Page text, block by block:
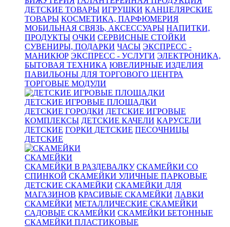
ДЕТСКИЕ ТОВАРЫ ИГРУШКИ КАНЦЕЛЯРСКИЕ
ТОВАРЫ КОСМЕТИКА, ПАРФЮМЕРИЯ
МОБИЛЬНАЯ СВЯЗЬ, АКСЕССУАРЫ НАПИТКИ,
ПРОДУКТЫ ОЧКИ СЕРВИСНЫЕ СТОЙКИ
СУВЕНИРЫ, ПОДАРКИ ЧАСЫ ЭКСПРЕСС -
МАНИКЮР ЭКСПРЕСС - УСЛУГИ ЭЛЕКТРОНИКА,
БЫТОВАЯ ТЕХНИКА ЮВЕЛИРНЫЕ ИЗДЕЛИЯ
ПАВИЛЬОНЫ ДЛЯ ТОРГОВОГО ЦЕНТРА
ТОРГОВЫЕ МОДУЛИ
ДЕТСКИЕ ИГРОВЫЕ ПЛОЩАДКИ
ДЕТСКИЕ ГОРОДКИ ДЕТСКИЕ ИГРОВЫЕ
КОМПЛЕКСЫ ДЕТСКИЕ КАЧЕЛИ КАРУСЕЛИ
ДЕТСКИЕ ГОРКИ ДЕТСКИЕ ПЕСОЧНИЦЫ
ДЕТСКИЕ
СКАМЕЙКИ
СКАМЕЙКИ В РАЗДЕВАЛКУ СКАМЕЙКИ СО
СПИНКОЙ СКАМЕЙКИ УЛИЧНЫЕ ПАРКОВЫЕ
ДЕТСКИЕ СКАМЕЙКИ СКАМЕЙКИ ДЛЯ
МАГАЗИНОВ КРАСИВЫЕ СКАМЕЙКИ ЛАВКИ
СКАМЕЙКИ МЕТАЛЛИЧЕСКИЕ СКАМЕЙКИ
САДОВЫЕ СКАМЕЙКИ СКАМЕЙКИ БЕТОННЫЕ
СКАМЕЙКИ ПЛАСТИКОВЫЕ